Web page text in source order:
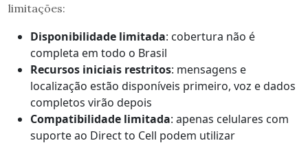
limitações:
Disponibilidade limitada: cobertura não é
completa em todo o Brasil
Recursos iniciais restritos: mensagens e
localização estão disponíveis primeiro, voz e dados
completos virão depois
Compatibilidade limitada: apenas celulares com
suporte ao Direct to Cell podem utilizar